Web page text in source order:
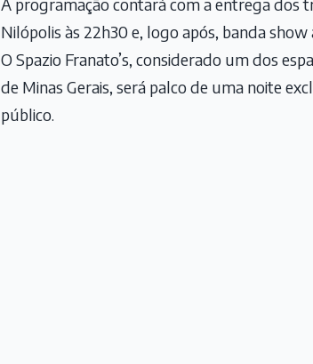
A programação contará com a entrega dos
Nilópolis às 22h30 e, logo após, banda
O Spazio Franato’s, considerado um dos
de Minas Gerais, será palco de uma noite
público.